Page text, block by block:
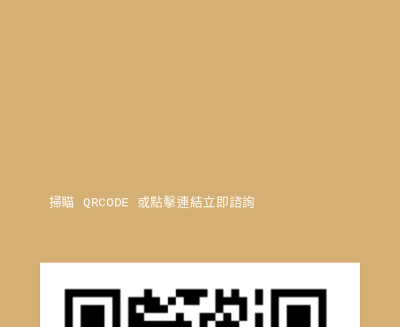
掃瞄 QRCODE 或點擊連結立即諮詢